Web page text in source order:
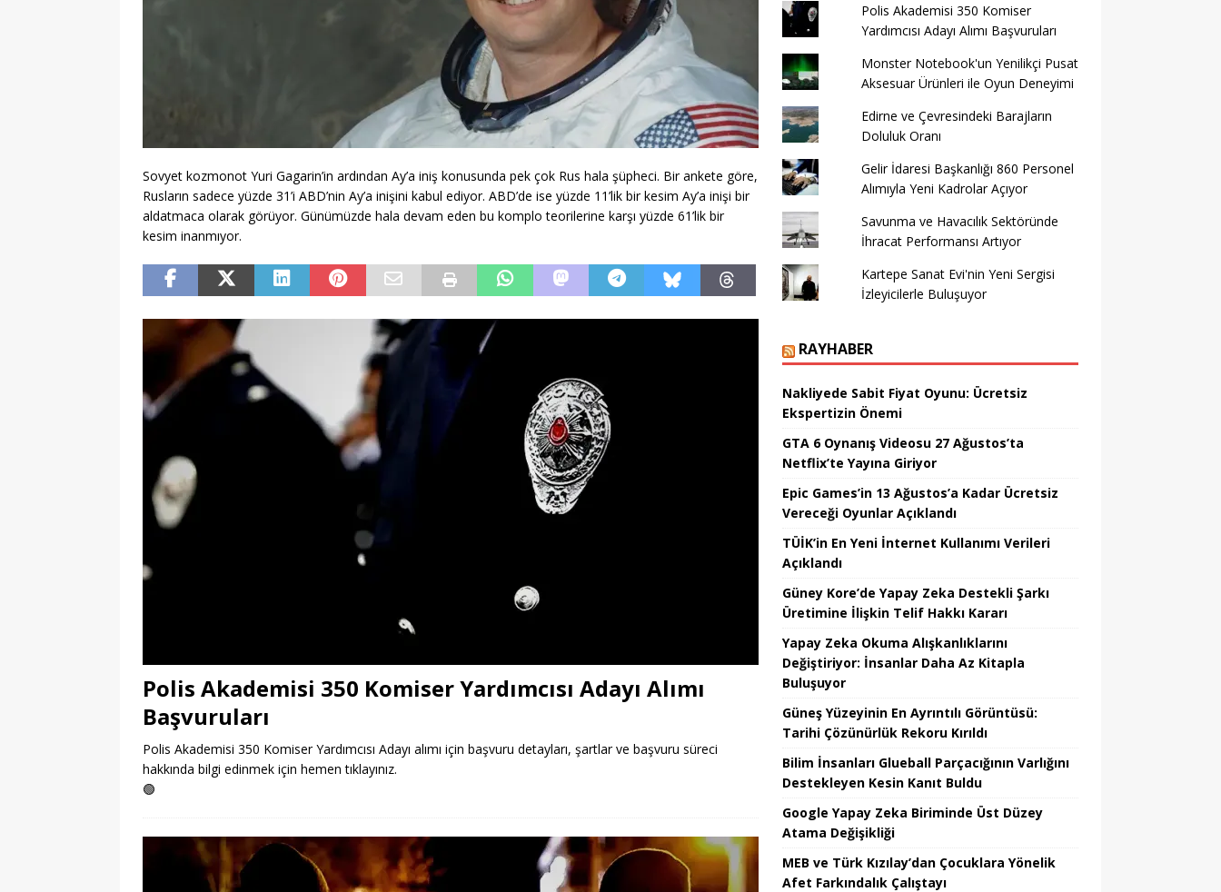
Sovyet kozmonot Yuri Gagarin’in ardından Ay’a iniş konusunda pek çok Rus hala şüpheci. Bir ankete göre,
Rusların sadece yüzde 31’i ABD’nin Ay’a inişini kabul ediyor. ABD’de ise yüzde 11’lik bir kesim Ay’a inişi bir
aldatmaca olarak görüyor. Günümüzde hala devam eden bu komplo teorilerine karşı yüzde 61’lik bir
kesim inanmıyor.
Polis Akademisi 350 Komiser Yardımcısı Adayı Alımı
Başvuruları
Polis Akademisi 350 Komiser Yardımcısı Adayı alımı için başvuru detayları, şartlar ve başvuru süreci
hakkında bilgi edinmek için hemen tıklayınız.
🟢
Polis Akademisi 350 Komiser
Yardımcısı Adayı Alımı Başvuruları
Monster Notebook'un Yenilikçi Pusat
Aksesuar Ürünleri ile Oyun Deneyimi
Edirne ve Çevresindeki Barajların
Doluluk Oranı
Gelir İdaresi Başkanlığı 860 Personel
Alımıyla Yeni Kadrolar Açıyor
Savunma ve Havacılık Sektöründe
İhracat Performansı Artıyor
Kartepe Sanat Evi'nin Yeni Sergisi
İzleyicilerle Buluşuyor
RAYHABER
Nakliyede Sabit Fiyat Oyunu: Ücretsiz
Ekspertizin Önemi
GTA 6 Oynanış Videosu 27 Ağustos’ta
Netflix’te Yayına Giriyor
Epic Games’in 13 Ağustos’a Kadar Ücretsiz
Vereceği Oyunlar Açıklandı
TÜİK’in En Yeni İnternet Kullanımı Verileri
Açıklandı
Güney Kore’de Yapay Zeka Destekli Şarkı
Üretimine İlişkin Telif Hakkı Kararı
Yapay Zeka Okuma Alışkanlıklarını
Değiştiriyor: İnsanlar Daha Az Kitapla
Buluşuyor
Güneş Yüzeyinin En Ayrıntılı Görüntüsü:
Tarihi Çözünürlük Rekoru Kırıldı
Bilim İnsanları Glueball Parçacığının Varlığını
Destekleyen Kesin Kanıt Buldu
Google Yapay Zeka Biriminde Üst Düzey
Atama Değişikliği
MEB ve Türk Kızılay’dan Çocuklara Yönelik
Afet Farkındalık Çalıştayı